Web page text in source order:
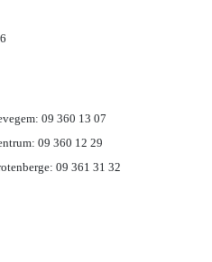
09 360 13 07
09 360 12 29
09 361 31 32